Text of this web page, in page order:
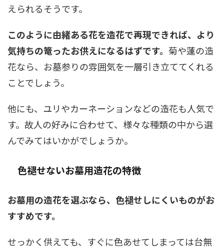
えられるそうです。
このように由緒ある花を造花で再現できれば、より
気持ちの篭ったお供えになるはずです。 菊や蓮の造
花なら、お墓参りの雰囲気を一層引き立ててくれる
ことでしょう。
他にも、ユリやカーネーションなどの造花も人気で
す。故人の好みに合わせて、様々な種類の中から選
んでみてはいかがでしょうか。
色褪せないお墓用造花の特徴
お墓用の造花を選ぶなら、色褪せしにくいものがお
すすめです。
せっかく供えても、すぐに色あせてしまっては台無